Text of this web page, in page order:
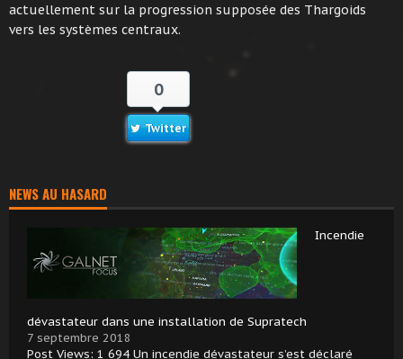
actuellement sur la progression supposée des Thargoids
vers les systèmes centraux.
0
Twitter
NEWS AU HASARD
Incendie
dévastateur dans une installation de Supratech
7 septembre 2018
Post Views: 1 694 Un incendie dévastateur s’est déclaré